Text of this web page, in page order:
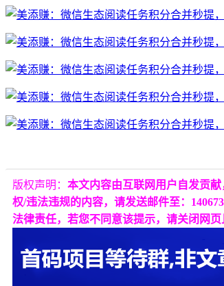
版权声明： 本文内容由互联网用户自发贡
权/违法违规的内容，请发送邮件至：
法律责任，若您不同意该提示，请关闭网